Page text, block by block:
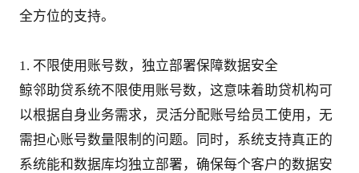
全方位的支持。
1. 不限使用账号数，独立部署保障数据安全
鲸邻助贷系统不限使用账号数，这意味着助贷机构可
以根据自身业务需求，灵活分配账号给员工使用，无
需担心账号数量限制的问题。同时，系统支持真正的
系统能和数据库均独立部署，确保每个客户的数据安